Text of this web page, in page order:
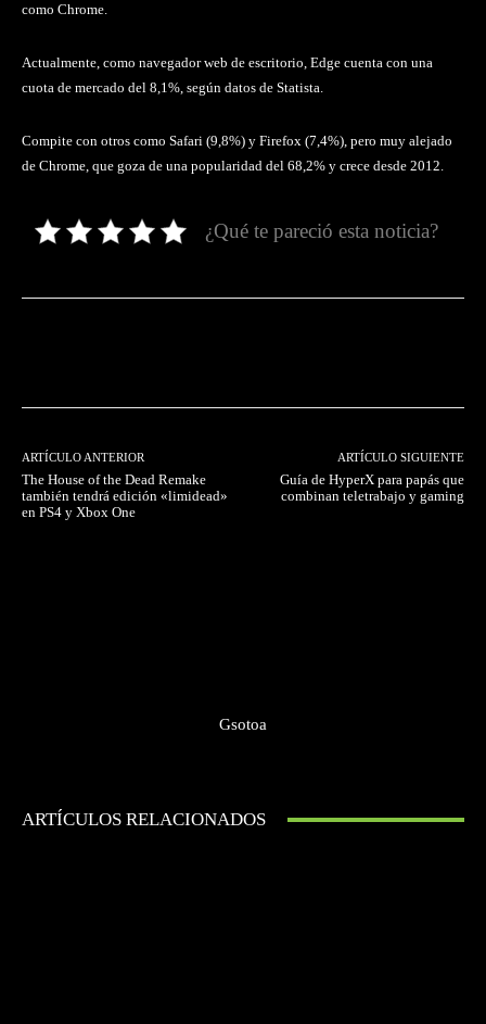
como Chrome.
Actualmente, como navegador web de escritorio, Edge cuenta con una
cuota de mercado del 8,1%, según datos de Statista.
Compite con otros como Safari (9,8%) y Firefox (7,4%), pero muy alejado
de Chrome, que goza de una popularidad del 68,2% y crece desde 2012.
¿Qué te pareció esta noticia?
ARTÍCULO ANTERIOR
The House of the Dead Remake
también tendrá edición «limidead»
en PS4 y Xbox One
ARTÍCULO SIGUIENTE
Guía de HyperX para papás que
combinan teletrabajo y gaming
Gsotoa
ARTÍCULOS RELACIONADOS